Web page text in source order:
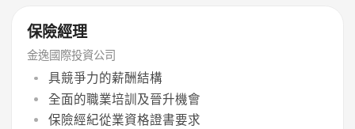
保險經理
金逸國際投資公司
具競爭力的薪酬結構
全面的職業培訓及晉升機會
保險經紀從業資格證書要求